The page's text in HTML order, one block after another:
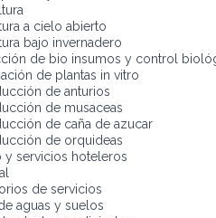
a cielo abierto
bajo invernadero
de bio insumos y control
de plantas in vitro
de anturios
de musaceas
de caña de azucar
de orquideas
y servicios hoteleros
de servicios
aguas y suelos